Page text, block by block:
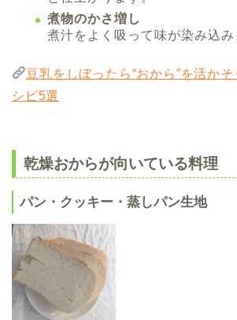
煮物のかさ増し
煮汁をよく吸って味が染み込み
豆乳をしぼったら“おから”を活か
シピ5選
乾燥おからが向いている料理
パン・クッキー・蒸しパン生地